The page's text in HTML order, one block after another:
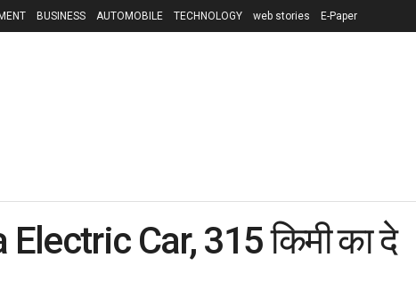
BUSINESS AUTOMOBILE TECHNOLOGY web stories E-Paper
Car, 315 किमी का दे